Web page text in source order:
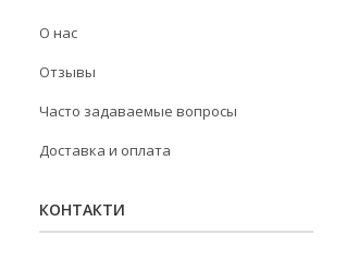
О нас
Отзывы
Часто задаваемые вопросы
Доставка и оплата
КОНТАКТИ